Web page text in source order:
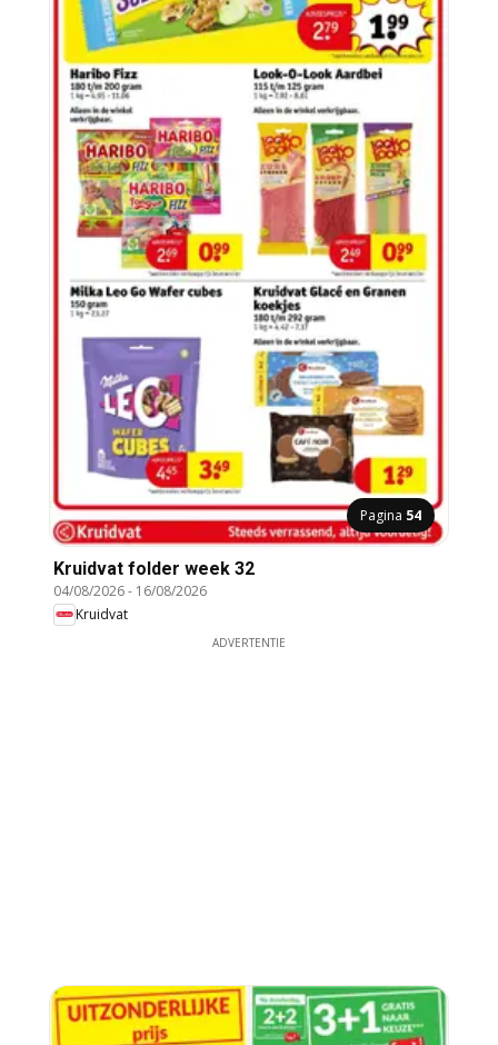
Pagina 54
Kruidvat folder week 32
04/08/2026- 16/08/2026
Kruidvat
ADVERTENTIE